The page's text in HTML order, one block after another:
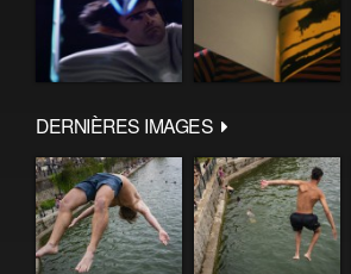
DERNIÈRES IMAGES